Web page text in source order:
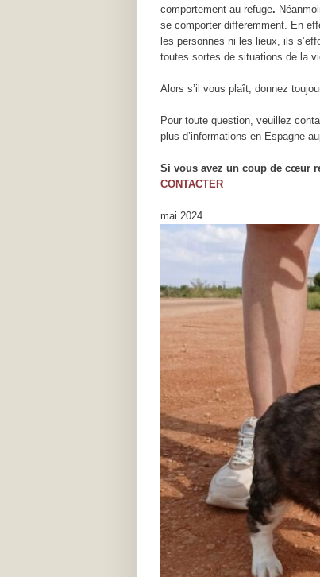
comportement au refuge.
se comporter différemment. En
les personnes ni les lieux, ils
toutes sortes de situations de la
Alors s’il vous plaît, donnez
Pour toute question, veuillez
plus d’informations en Espagne
Si vous avez un coup de cœur
CONTACTER
mai 2024